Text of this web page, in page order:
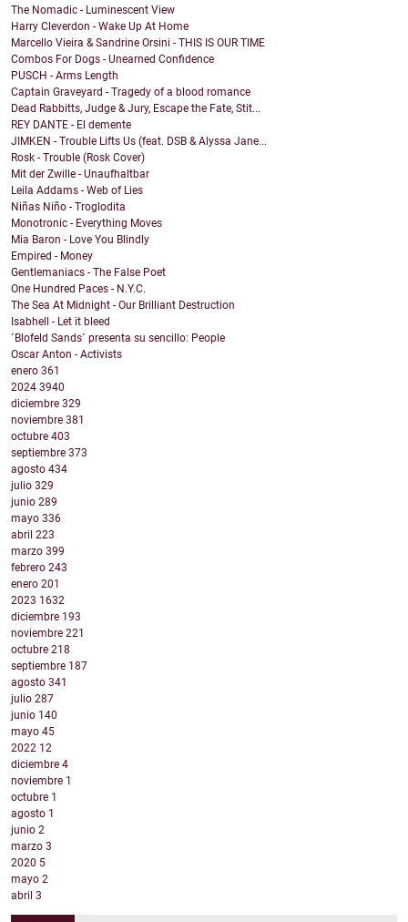
The Nomadic - Luminescent View
Harry Cleverdon - Wake Up At Home
Marcello Vieira & Sandrine Orsini - THIS IS OUR TIME
Combos For Dogs - Unearned Confidence
PUSCH - Arms Length
Captain Graveyard - Tragedy of a blood romance
Dead Rabbitts, Judge & Jury, Escape the Fate, Stit...
REY DANTE - El demente
JIMKEN - Trouble Lifts Us (feat. DSB & Alyssa Jane...
Rosk - Trouble (Rosk Cover)
Mit der Zwille - Unaufhaltbar
Leila Addams - Web of Lies
Niñas Niño - Troglodita
Monotronic - Everything Moves
Mia Baron - Love You Blindly
Empired - Money
Gentlemaniacs - The False Poet
One Hundred Paces - N.Y.C.
The Sea At Midnight - Our Brilliant Destruction
Isabhell - Let it bleed
´Blofeld Sands´ presenta su sencillo: People
Oscar Anton - Activists
enero 361
2024 3940
diciembre 329
noviembre 381
octubre 403
septiembre 373
agosto 434
julio 329
junio 289
mayo 336
abril 223
marzo 399
febrero 243
enero 201
2023 1632
diciembre 193
noviembre 221
octubre 218
septiembre 187
agosto 341
julio 287
junio 140
mayo 45
2022 12
diciembre 4
noviembre 1
octubre 1
agosto 1
junio 2
marzo 3
2020 5
mayo 2
abril 3